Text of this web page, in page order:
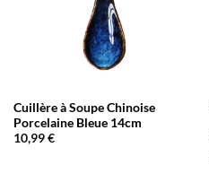
Cuillère à Soupe Chinoise
Porcelaine Bleue 14cm
10,99€